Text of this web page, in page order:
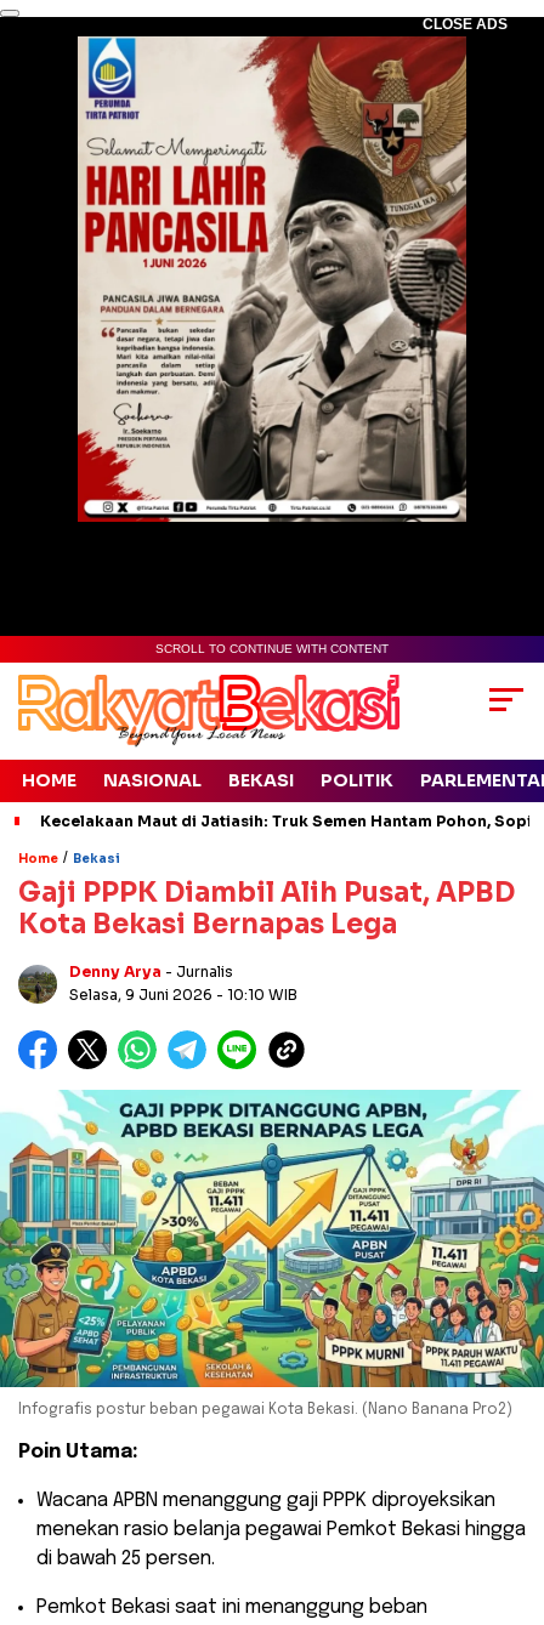
CLOSE ADS
SCROLL TO CONTINUE WITH CONTENT
HOME NASIONAL BEKASI POLITIK
Kecelakaan Maut di Jatiasih: Truk Semen Hantam Pohon,
Home / Bekasi
Gaji PPPK Diambil Alih Pusat, APBD
Kota Bekasi Bernapas Lega
Denny Arya - Jurnalis
Selasa, 9 Juni 2026 - 10:10 WIB
Infografis postur beban pegawai Kota Bekasi. (Nano Banana Pro2)
Poin Utama:
​Wacana APBN menanggung gaji PPPK diproyeksikan
menekan rasio belanja pegawai Pemkot Bekasi hingga
di bawah 25 persen.
​Pemkot Bekasi saat ini menanggung beban